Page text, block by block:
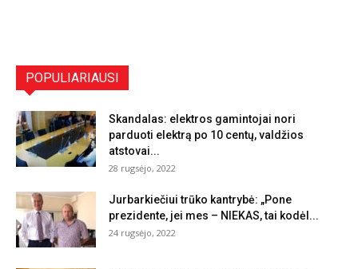
POPULIARIAUSI
Skandalas: elektros gamintojai nori
parduoti elektrą po 10 centų, valdžios
atstovai...
28 rugsėjo, 2022
Jurbarkiečiui trūko kantrybė: „Pone
prezidente, jei mes – NIEKAS, tai kodėl...
24 rugsėjo, 2022